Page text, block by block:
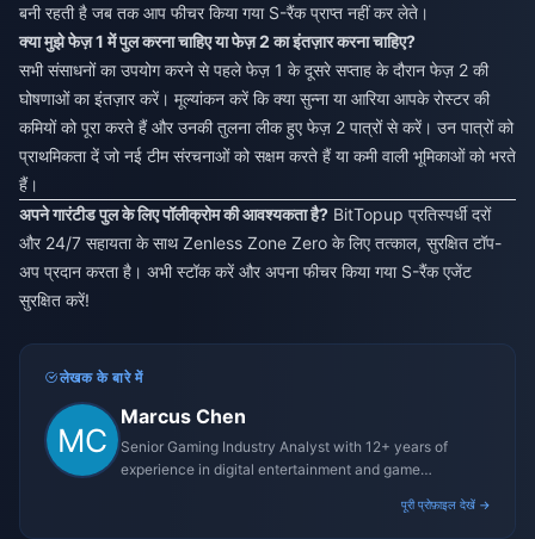
बनी रहती है जब तक आप फीचर किया गया S-रैंक प्राप्त नहीं कर लेते।
क्या मुझे फेज़ 1 में पुल करना चाहिए या फेज़ 2 का इंतज़ार करना चाहिए?
सभी संसाधनों का उपयोग करने से पहले फेज़ 1 के दूसरे सप्ताह के दौरान फेज़ 2 की
घोषणाओं का इंतज़ार करें। मूल्यांकन करें कि क्या सुन्ना या आरिया आपके रोस्टर की
कमियों को पूरा करते हैं और उनकी तुलना लीक हुए फेज़ 2 पात्रों से करें। उन पात्रों को
प्राथमिकता दें जो नई टीम संरचनाओं को सक्षम करते हैं या कमी वाली भूमिकाओं को भरते
हैं।
अपने गारंटीड पुल के लिए पॉलीक्रोम की आवश्यकता है? BitTopup प्रतिस्पर्धी दरों
और 24/7 सहायता के साथ Zenless Zone Zero के लिए तत्काल, सुरक्षित टॉप-
अप प्रदान करता है। अभी स्टॉक करें और अपना फीचर किया गया S-रैंक एजेंट
सुरक्षित करें!
लेखक के बारे में
Marcus Chen
Senior Gaming Industry Analyst with 12+ years of
experience in digital entertainment and game
पूरी प्रोफ़ाइल देखें →